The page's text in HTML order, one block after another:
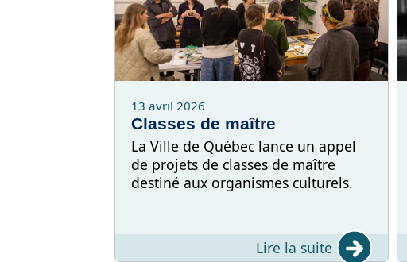
13 avril 2026
Classes de maître
La Ville de Québec lance un appel
de projets de classes de maître
destiné aux organismes culturels.
Lire la suite